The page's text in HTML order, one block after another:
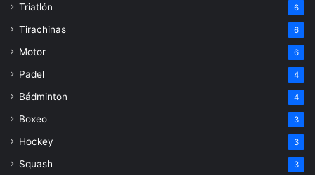
Triatlón 6
Tirachinas 6
Motor 6
Padel 4
Bádminton 4
Boxeo 3
Hockey 3
Squash 3